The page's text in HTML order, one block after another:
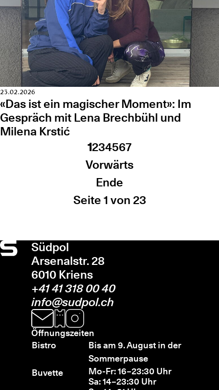
23.02.2026
«Das ist ein magischer Moment»: Im
Gespräch mit Lena Brechbühl und
Milena Krstić
Seite 1 von 23
1234567
Vorwärts
Ende
Südpol
Arsenalstr. 28
6010 Kriens
+41 41 318 00 40
info@sudpol.ch
Öffnungszeiten
Bistro
Bis am 9. August in der
Sommerpause
Buvette
Mo-Fr: 16–23:30 Uhr
Sa: 14–23:30 Uhr